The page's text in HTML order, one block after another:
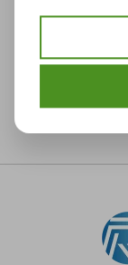
Description